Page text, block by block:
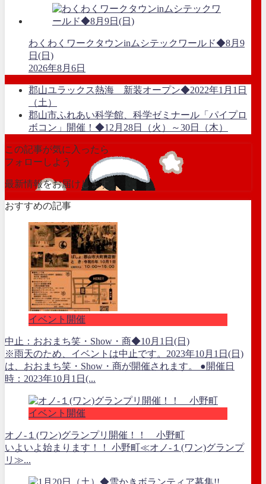
わくわくワークタウンinムシテックワールド◆8月9
日(日)
2026年8月6日
郡山ユラックス熱海 新装オープン◆2022年1月1日
（土）
郡山市ふれあい科学館、科学ゼミナール「パイプロ
ボコン」開催！◆12月28日（火）～30日（木）
この記事が気に入ったら
フォローしよう
最新情報をお届けします
おすすめの記事
イベント開催
中止：おおまち笑・Show・商◆10月1日(日)
※雨天のため、イベントは中止です。2023年10月1日(日)
は、おおまち笑・Show・商が開催されます。 ●開催日
時：2023年10月1日(...
イベント開催
オノ-１(ワン)グランプリ開催！！ 小野町
いよいよ始まります！！ 小野町≪オノ-１(ワン)グランプ
リ≫...